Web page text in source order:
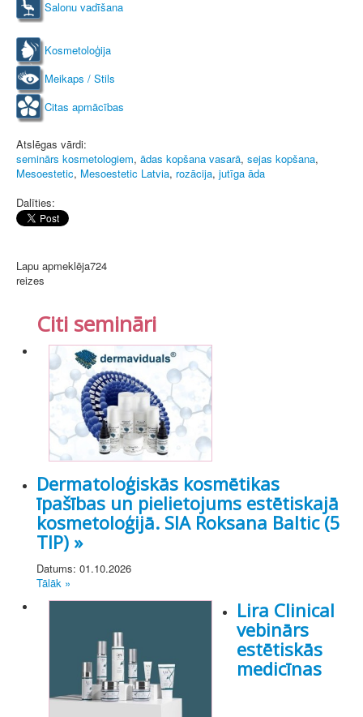
Salonu vadīšana
Kosmetoloģija
Meikaps / Stils
Citas apmācības
Atslēgas vārdi:
seminārs kosmetologiem, ādas kopšana vasarā, sejas kopšana,
Mesoestetic, Mesoestetic Latvia, rozācija, jutīga āda
Dalīties:
Lapu apmeklēja724
reizes
Citi semināri
Dermatoloģiskās kosmētikas
īpašības un pielietojums estētiskajā
kosmetoloģijā. SIA Roksana Baltic (5
TIP) »
Datums: 01.10.2026
Tālāk »
Lira Clinical
vebinārs
estētiskās
medicīnas